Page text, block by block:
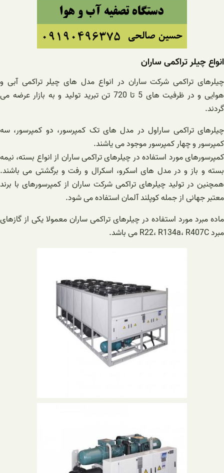
انواع چیلر تراکمی ساران
چیلرهای تراکمی شرکت ساران در انواع مدل های چیلر تراکمی آبی و
هوایی و در ظرفیت های 5 تا 720 تن تبرید تولید و به بازار عرضه می
گردند.
چیلرهای تراکمی ساراول در مدل های تک کمپرسور، دو کمپرسور، سه
کمپرسور و چهار کمپرسور موجود می یاشند.
کمپرسورهای مورد استفاده در چیلرهای تراکمی ساران از انواع بسته، نیمه
بسته و باز و در مدل های اسکرو، اسکرال و رفت و برگشتی می باشند.
همچنین در تولید چیلرهای تراکمی شرکت ساران از کمپرسورهای با برند
معتبر جهانی از جمله کوپلند آلمان استفاده می شود.
ماده مبرد مورد استفاده در چیلرهای تراکمی ساران معمولا یکی از گازهای
مبرد R22، R134a، R407C می باشد.